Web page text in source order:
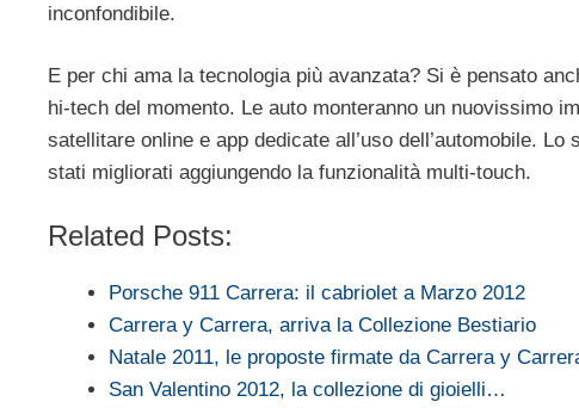
inconfondibile.
E per chi ama la tecnologia più avanzata? Si è pensato
hi-tech del momento. Le auto monteranno un nuovissimo
satellitare online e app dedicate all’uso dell’automobile.
stati migliorati aggiungendo la funzionalità multi-touch.
Related Posts:
Porsche 911 Carrera: il cabriolet a Marzo 2012
Carrera y Carrera, arriva la Collezione Bestiario
Natale 2011, le proposte firmate da Carrera y
San Valentino 2012, la collezione di gioielli…